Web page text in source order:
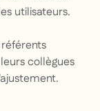
utilisateurs.
collègues